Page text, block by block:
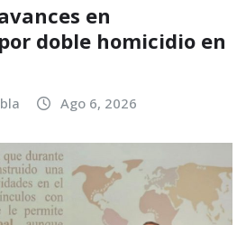
en
doble homicidio en
Ago 6, 2026